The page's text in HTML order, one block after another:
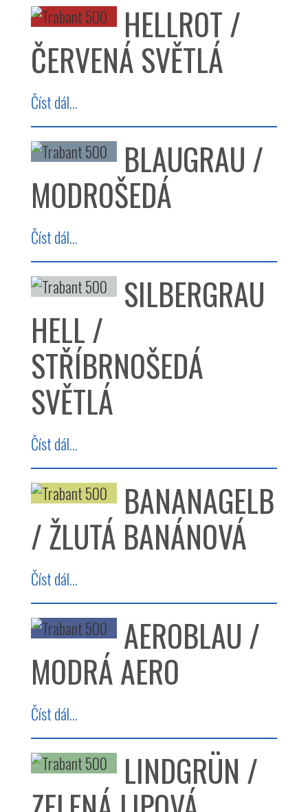
HELLROT /
ČERVENÁ SVĚTLÁ
Číst dál...
BLAUGRAU /
MODROŠEDÁ
Číst dál...
SILBERGRAU
HELL /
STŘÍBRNOŠEDÁ
SVĚTLÁ
Číst dál...
BANANAGELB
/ ŽLUTÁ BANÁNOVÁ
Číst dál...
AEROBLAU /
MODRÁ AERO
Číst dál...
LINDGRÜN /